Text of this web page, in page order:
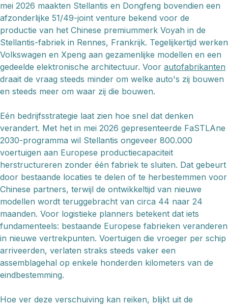
mei 2026 maakten Stellantis en Dongfeng bovendien een
afzonderlijke 51/49-joint venture bekend voor de
productie van het Chinese premiummerk Voyah in de
Stellantis-fabriek in Rennes, Frankrijk. Tegelijkertijd werken
Volkswagen en Xpeng aan gezamenlijke modellen en een
gedeelde elektronische architectuur. Voor autofabrikanten
draait de vraag steeds minder om welke auto's zij bouwen
en steeds meer om waar zij die bouwen.
Eén bedrijfsstrategie laat zien hoe snel dat denken
verandert. Met het in mei 2026 gepresenteerde FaSTLAne
2030-programma wil Stellantis ongeveer 800.000
voertuigen aan Europese productiecapaciteit
herstructureren zonder één fabriek te sluiten. Dat gebeurt
door bestaande locaties te delen of te herbestemmen voor
Chinese partners, terwijl de ontwikkeltijd van nieuwe
modellen wordt teruggebracht van circa 44 naar 24
maanden. Voor logistieke planners betekent dat iets
fundamenteels: bestaande Europese fabrieken veranderen
in nieuwe vertrekpunten. Voertuigen die vroeger per schip
arriveerden, verlaten straks steeds vaker een
assemblagehal op enkele honderden kilometers van de
eindbestemming.
Hoe ver deze verschuiving kan reiken, blijkt uit de